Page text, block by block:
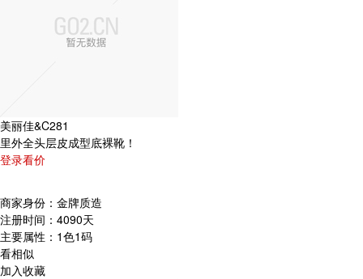
美丽佳&C281
里外全头层皮成型底裸靴！
登录看价
商家身份： 金牌质造
注册时间： 4090天
主要属性： 1色1码
看相似
加入收藏